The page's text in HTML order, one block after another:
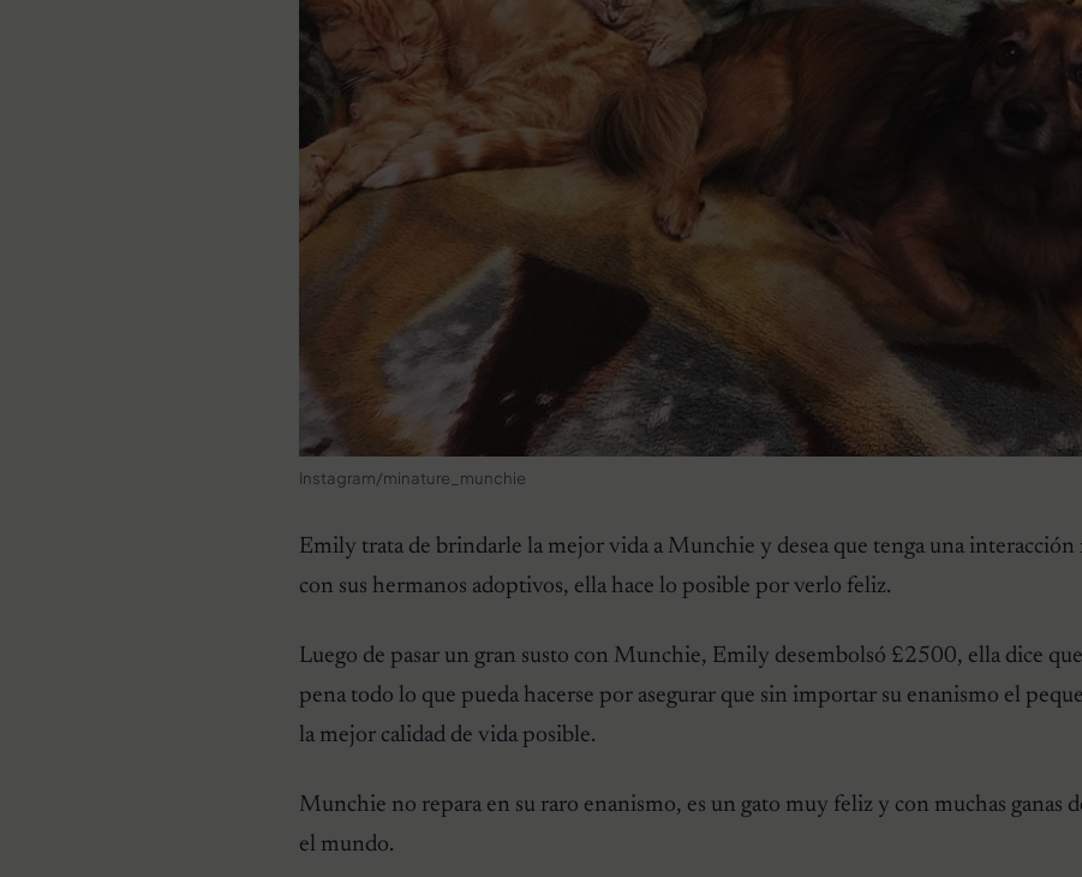
Instagram/minature_munchie
Emily trata de brindarle la mejor vida a Munchie y desea que tenga una interacción
con sus hermanos adoptivos, ella hace lo posible por verlo feliz.
Luego de pasar un gran susto con Munchie, Emily desembolsó £2500, ella dice
pena todo lo que pueda hacerse por asegurar que sin importar su enanismo el
la mejor calidad de vida posible.
Munchie no repara en su raro enanismo, es un gato muy feliz y con muchas ganas
el mundo.